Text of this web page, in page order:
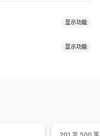
显示功能
显示功能